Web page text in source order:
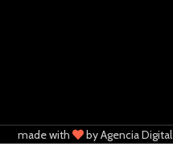
made with by Agencia Digital